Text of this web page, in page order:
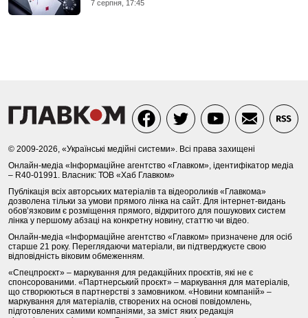
7 серпня, 17:45
© 2009-2026, «Українські медійні системи». Всі права захищені
Онлайн-медіа «Інформаційне агентство «Главком», ідентифікатор медіа
– R40-01991. Власник: ТОВ «Хаб Главком»
Публікація всіх авторських матеріалів та відеороликів «Главкома»
дозволена тільки за умови прямого лінка на сайт. Для інтернет-видань
обов’язковим є розміщення прямого, відкритого для пошукових систем
лінка у першому абзаці на конкретну новину, статтю чи відео.
Онлайн-медіа «Інформаційне агентство «Главком» призначене для осіб
старше 21 року. Переглядаючи матеріали, ви підтверджуєте свою
відповідність віковим обмеженням.
«Спецпроєкт» – маркування для редакційних проєктів, які не є
спонсорованими. «Партнерський проєкт» – маркування для матеріалів,
що створюються в партнерстві з замовником. «Новини компаній» –
маркування для матеріалів, створених на основі повідомлень,
підготовлених самими компаніями, за зміст яких редакція